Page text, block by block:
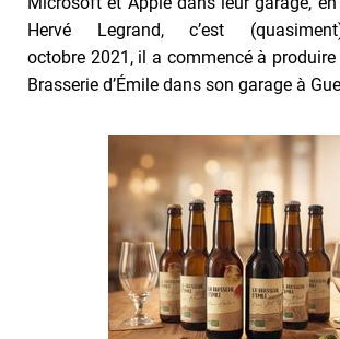
Hervé Legrand, c’est
octobre 2021, il a commencé à
Brasserie d’Émile dans son garage à